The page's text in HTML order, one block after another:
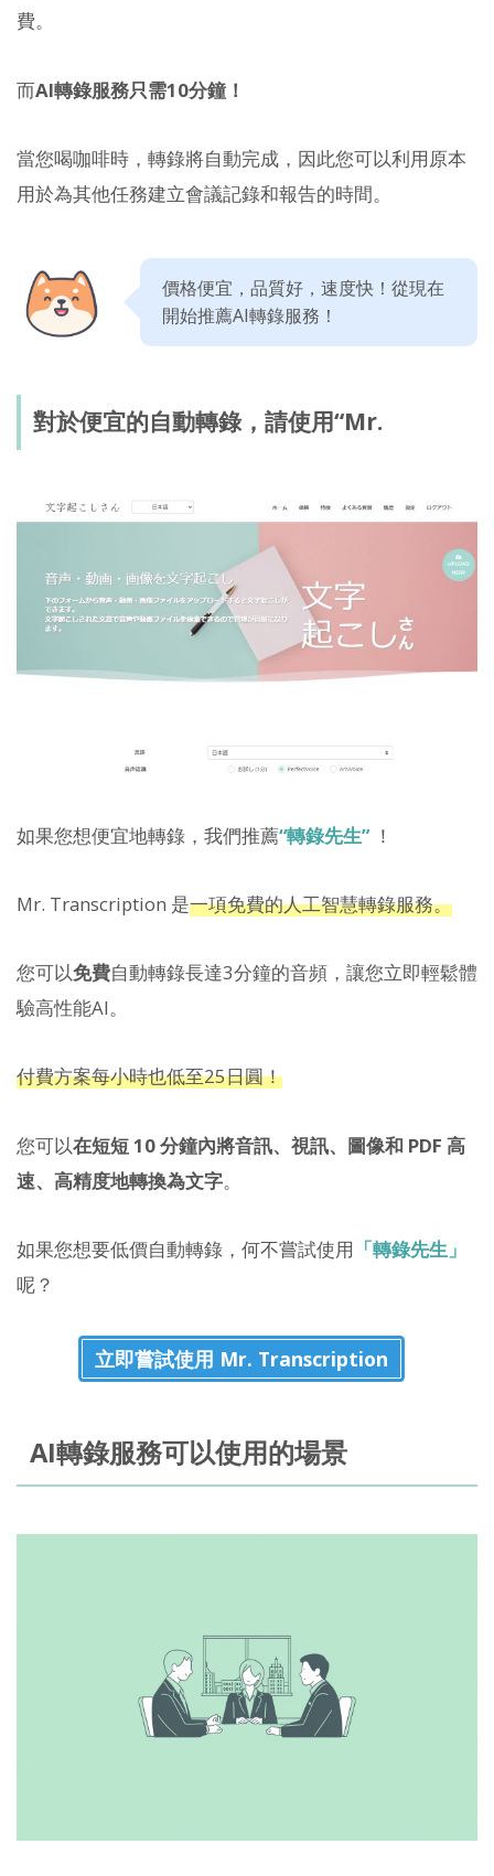
費。
而AI轉錄服務只需10分鐘！
當您喝咖啡時，轉錄將自動完成，因此您可以利用原本
用於為其他任務建立會議記錄和報告的時間。
價格便宜，品質好，速度快！從現在
開始推薦AI轉錄服務！
對於便宜的自動轉錄，請使用“Mr.
如果您想便宜地轉錄，我們推薦“轉錄先生”！
Mr. Transcription 是一項免費的人工智慧轉錄服務。
您可以免費自動轉錄長達3分鐘的音頻，讓您立即輕鬆體
驗高性能AI。
付費方案每小時也低至25日圓！
您可以在短短 10 分鐘內將音訊、視訊、圖像和 PDF 高
速、高精度地轉換為文字。
如果您想要低價自動轉錄，何不嘗試使用 「轉錄先生」
呢？
立即嘗試使用 Mr. Transcription
AI轉錄服務可以使用的場景